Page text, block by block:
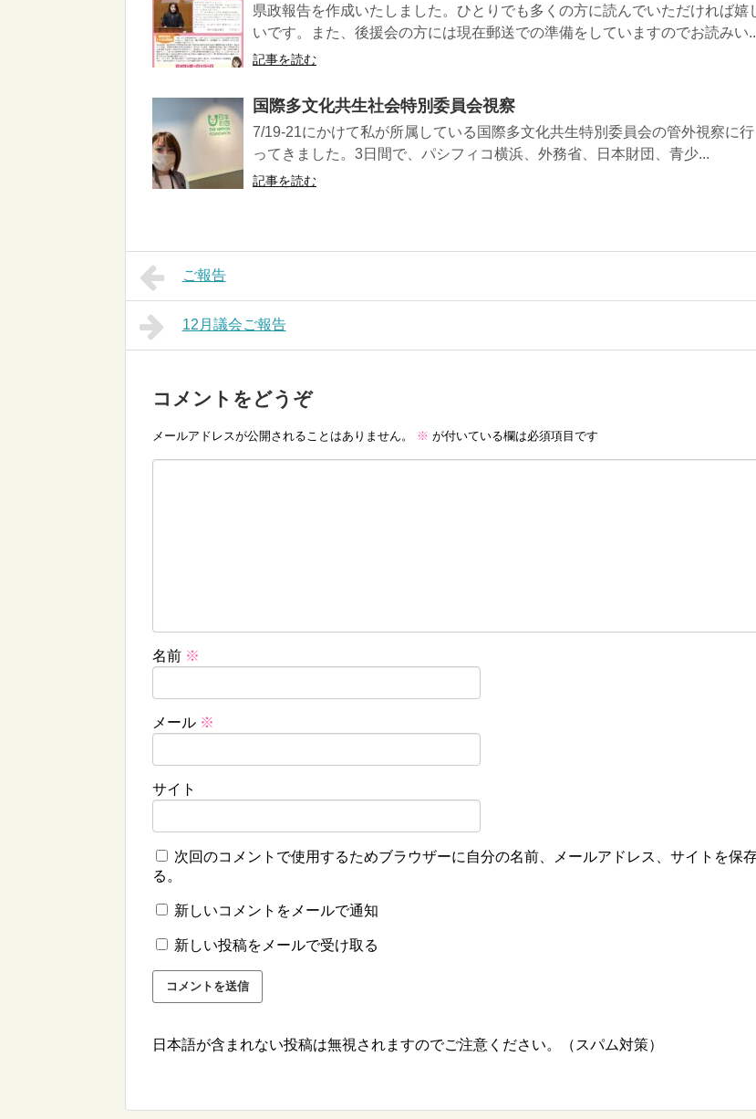
県政報告を作成いたしました。ひとりでも多くの方に読んでいただければ嬉
いです。また、後援会の方には現在郵送での準備をしていますのでお読みい
記事を読む
国際多文化共生社会特別委員会視察
7/19-21にかけて私が所属している国際多文化共生特別委員会の管外視察に行
ってきました。3日間で、パシフィコ横浜、外務省、日本財団、青少...
記事を読む
ご報告
12月議会ご報告
コメントをどうぞ
メールアドレスが公開されることはありません。 ※ が付いている欄は必須項目です
名前 ※
メール ※
サイト
次回のコメントで使用するためブラウザーに自分の名前、メールアドレス、サイトを保
る。
新しいコメントをメールで通知
新しい投稿をメールで受け取る
日本語が含まれない投稿は無視されますのでご注意ください。（スパム対策）